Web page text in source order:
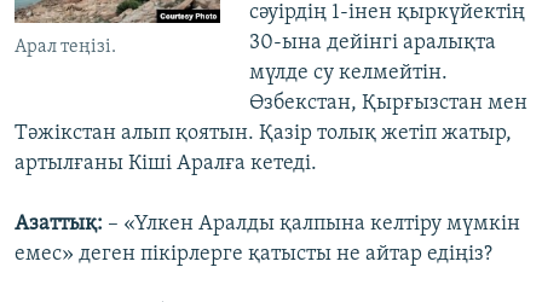
Арал теңізі.
сәуірдің 1-інен қыркүйектің
30-ына дейінгі аралықта
мүлде су келмейтін.
Өзбекстан, Қырғызстан мен
Тәжікстан алып қоятын. Қазір толық жетіп жатыр,
артылғаны Кіші Аралға кетеді.
Азаттық: – «Үлкен Аралды қалпына келтіру мүмкін
емес» деген пікірлерге қатысты не айтар едіңіз?